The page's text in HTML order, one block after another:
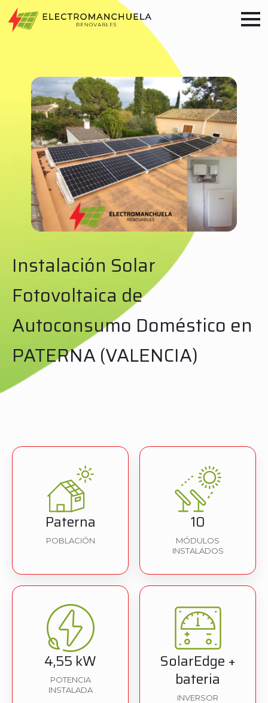
Instalación Solar
Fotovoltaica de
Autoconsumo Doméstico en
PATERNA (VALENCIA)
Paterna
POBLACIÓN
10
MÓDULOS
INSTALADOS
4,55 kW
POTENCIA
INSTALADA
SolarEdge +
bateria
INVERSOR